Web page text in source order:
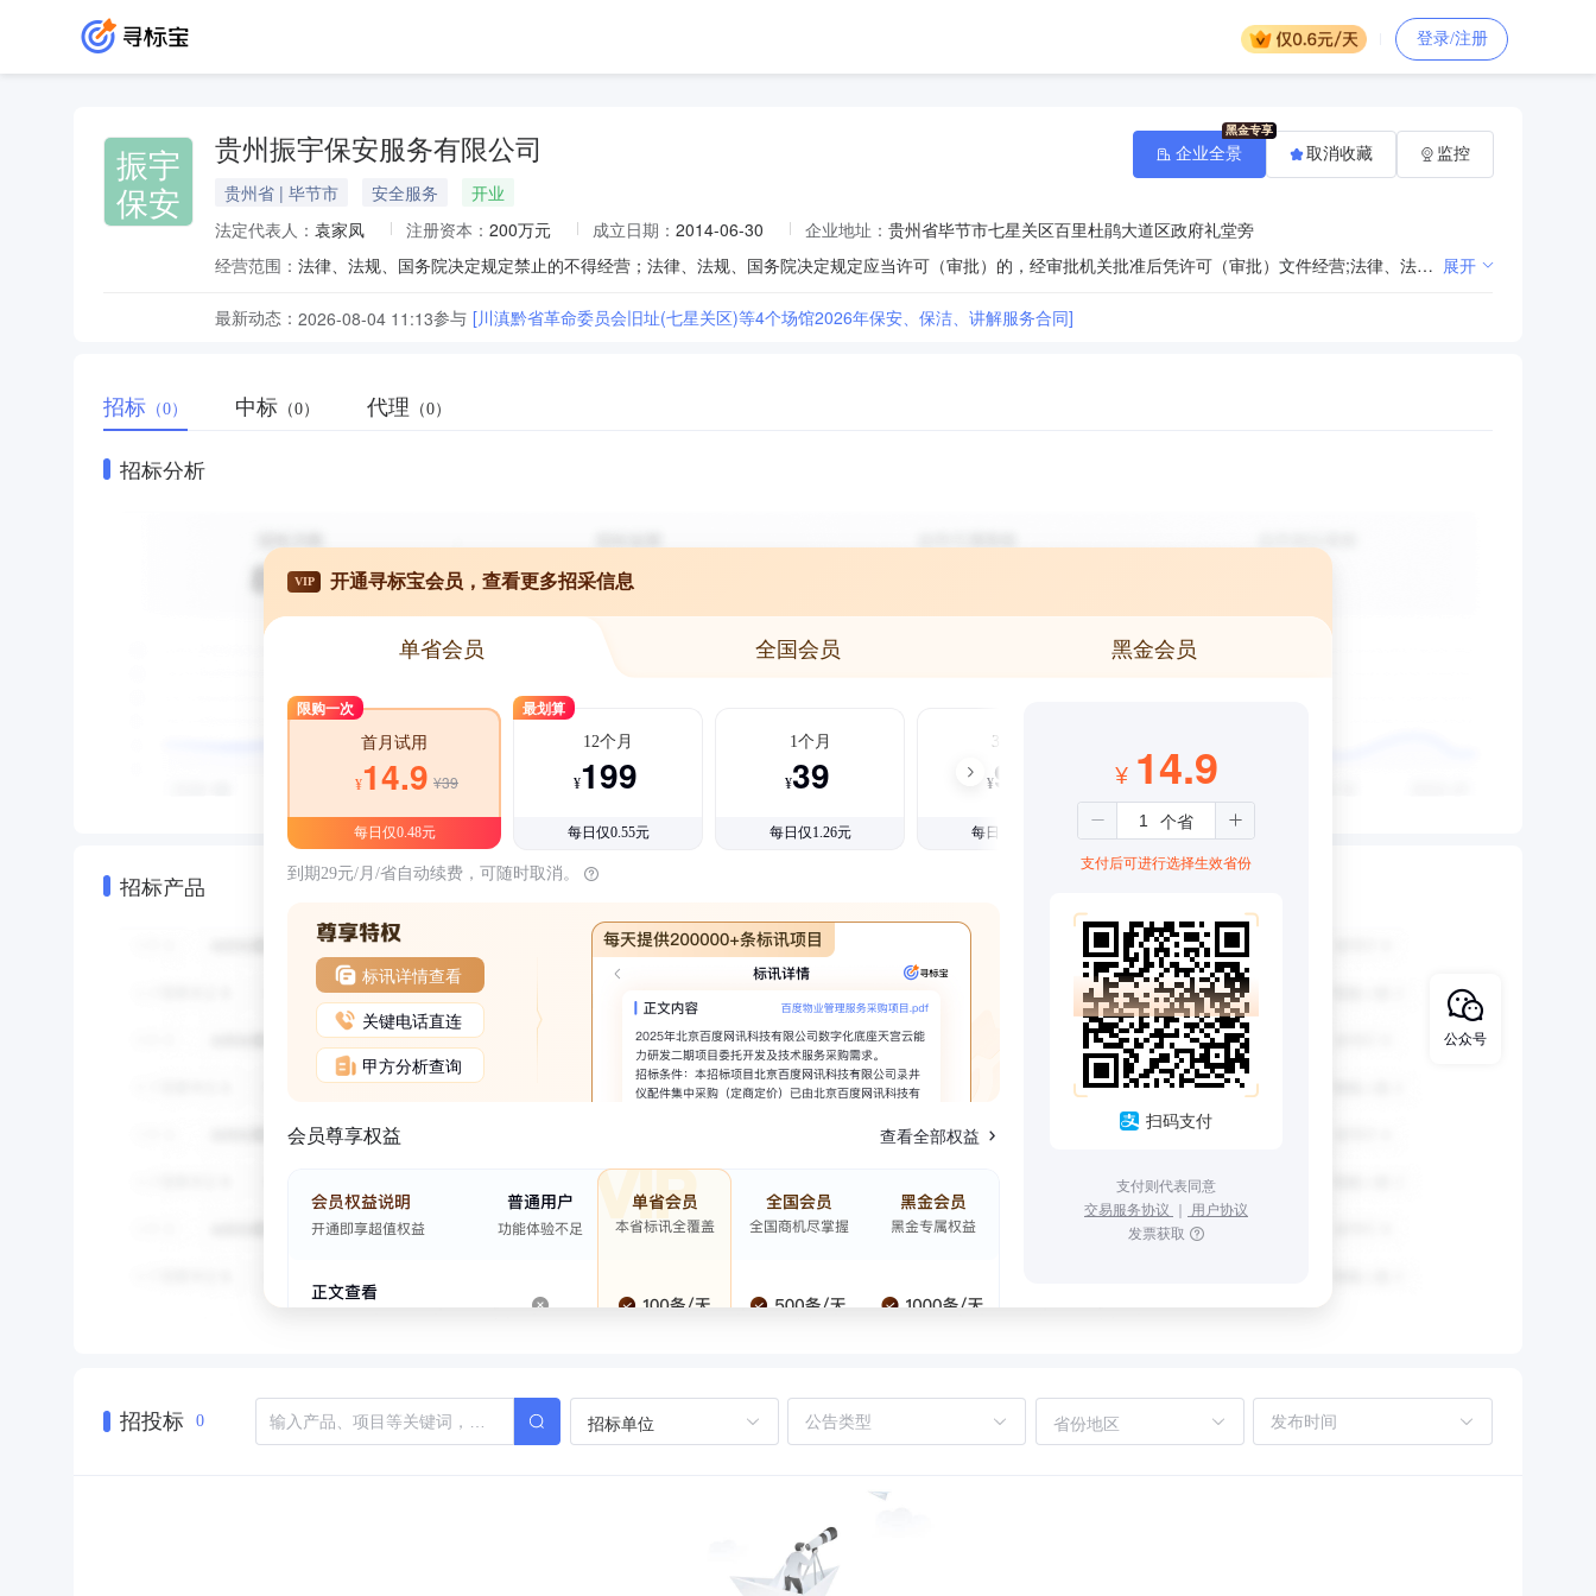
登录/注册
振宇
保安
贵州振宇保安服务有限公司
贵州省 | 毕节市 安全服务
开业
法定代表人： 袁家凤 注册资本： 200万元 成立日期： 2014-06-30 企业地址： 贵州省毕节市七星关区百里杜鹃大道区政府礼堂旁
经营范围：
法律、法规、国务院决定规定禁止的不得经营；法律、法规、国务院决定规定应当许可（审批）的，经审批机关批准后凭许可（审批）文件经营;法律、法规、国务院决定规定无需许可（审批）的，市场主体自主选择经营。（许可项目：保安服务；建设工程施工；城市建筑垃圾处置（清运）；建设工程设计；餐饮服务；食品销售；劳务派遣服务。（依法须经批准的项目，经相关部门批准后方可开展经营活动，具体经营项目以相关部门批准文件或许可证件为准）一般项目：代驾服务；业务培训（不含教育培训、职业技能培训等需取得许可的培训）；家政服务；专业保洁、清洗、消毒服务；建筑物清洁服务；计算机及办公设备维修；物业管理；小微型客车租赁经营服务；日用电器修理；园林绿化工程施工；建筑材料销售；五金产品零售；礼仪服务；礼品花卉销售；市政设施管理；停车场服务；服装服饰零售；洗染服务；办公设备销售；软件销售；计算机软硬件及辅助设备零售；日用百货销售；消防技术服务；安防设备销售；特种设备销售；消防器材销售；中小学生校外托管服务。（除依法须经批准的项目外，凭营业执照依法自主开展经营活动）） 展开
最新动态： 2026-08-04 11:13参与 [川滇黔省革命委员会旧址(七星关区)等4个场馆2026年保安、保洁、讲解服务合同]
企业全景 取消收藏 监控
招标 （0） 中标 （0） 代理 （0）
招标分析
招标产品
VIP 开通寻标宝会员，查看更多招采信息
单省会员 全国会员 黑金会员
限购一次
首月试用
¥14.9 ¥39
每日仅0.48元
最划算
12个月
¥199
每日仅0.55元
1个月
¥39
每日仅1.26元
3个月
¥99
每日仅1.08元
到期29元/月/省自动续费，可随时取消。
标讯详情查看
关键电话直连
甲方分析查询
会员尊享权益 查看全部权益
¥ 14.9
支付后可进行选择生效省份
扫码支付
支付则代表同意
交易服务协议 ｜ 用户协议
发票获取
招投标 0 招标单位 省份地区
公众号